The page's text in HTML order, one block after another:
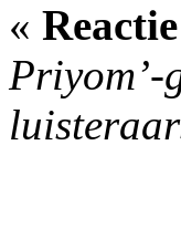
«
Priyom’-